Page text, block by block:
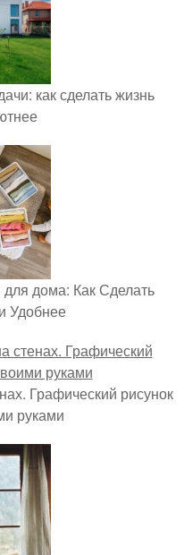
как сделать жизнь
дома: Как Сделать
Удобнее
Графический рисунок
руками